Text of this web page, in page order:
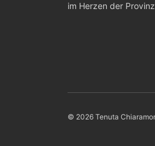
im Herzen der
© 2026 Tenuta